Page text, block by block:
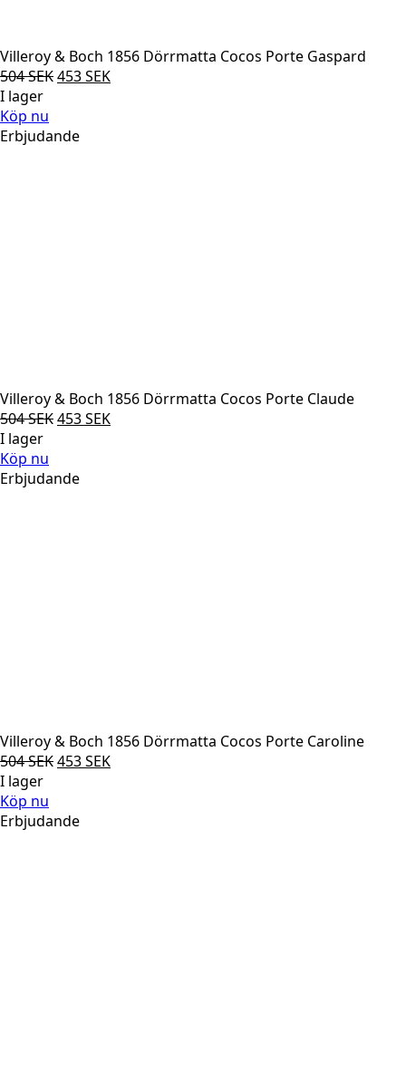
Villeroy & Boch 1856 Dörrmatta Cocos Porte Gaspard
504SEKDet
var:
453SEKDet
I lager
Köp nu
Erbjudande
Villeroy & Boch 1856 Dörrmatta Cocos Porte Claude
504SEKDet
var:
453SEKDet
I lager
Köp nu
Erbjudande
Villeroy & Boch 1856 Dörrmatta Cocos Porte Caroline
504SEKDet
var:
453SEKDet
I lager
Köp nu
Erbjudande